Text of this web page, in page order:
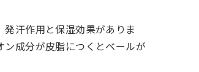
汗作用と保湿効果がありま
成分が皮脂につくとベールが